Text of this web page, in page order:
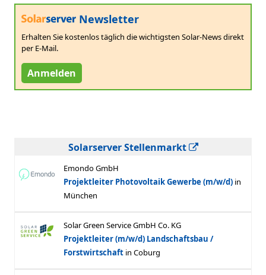
Newsletter
Erhalten Sie kostenlos täglich die wichtigsten Solar-News direkt
per E-Mail.
Anmelden
Solarserver Stellenmarkt